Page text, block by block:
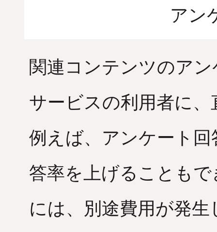
アン
関連コンテンツのア
サービスの利用者に
例えば、アンケート
答率を上げることも
には、別途費用が発